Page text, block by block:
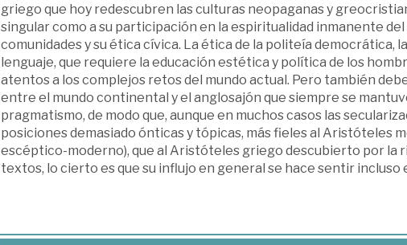
griego que hoy redescubren las culturas neopaganas y
singular como a su participación en la espiritualidad inmanente
comunidades y su ética cívica. La ética de la politeía democrática,
lenguaje, que requiere la educación estética y política de los
atentos a los complejos retos del mundo actual. Pero también
entre el mundo continental y el anglosajón que siempre se
pragmatismo, de modo que, aunque en muchos casos las
posiciones demasiado ónticas y tópicas, más fieles al Aristóteles
escéptico-moderno), que al Aristóteles griego descubierto por la
textos, lo cierto es que su influjo en general se hace sentir incluso